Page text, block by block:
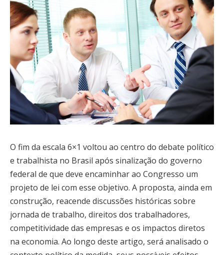
O fim da escala 6×1 voltou ao centro do debate político
e trabalhista no Brasil após sinalização do governo
federal de que deve encaminhar ao Congresso um
projeto de lei com esse objetivo. A proposta, ainda em
construção, reacende discussões históricas sobre
jornada de trabalho, direitos dos trabalhadores,
competitividade das empresas e os impactos diretos
na economia. Ao longo deste artigo, será analisado o